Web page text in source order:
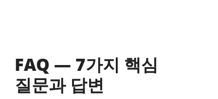
FAQ — 7가지 핵심
질문과 답변